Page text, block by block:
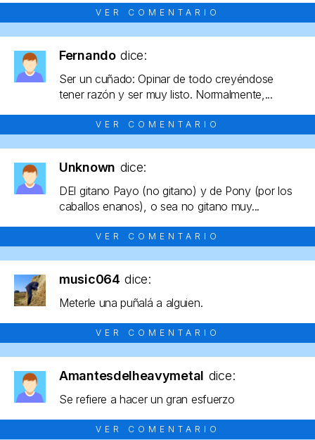
VER COMENTARIO
Fernando dice:
Ser un cuñado: Opinar de todo creyéndose
tener razón y ser muy listo. Normalmente,...
VER COMENTARIO
Unknown dice:
DEl gitano Payo (no gitano) y de Pony (por los
caballos enanos), o sea no gitano muy...
VER COMENTARIO
music064 dice:
Meterle una puñalá a alguien.
VER COMENTARIO
Amantesdelheavymetal dice:
Se refiere a hacer un gran esfuerzo
VER COMENTARIO